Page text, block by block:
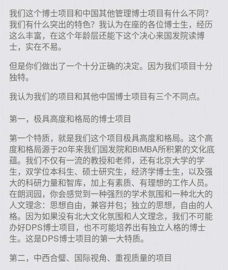
我们这个博士项目和中国其他管理博士项目有什么不同？
我们有什么突出的特色？我认为在座的各位博士生，经历
这么丰富，在这个年龄层还能下这个决心来国发院读博
士，实在不易。
但是你们做出了一个十分正确的决定。因为我们项目十分
独特。
我认为我们的项目和其他中国博士项目有三个不同点。
第一，极具高度和格局的博士项目
第一个特质，就是我们这个项目极具高度和格局。这个高
度和格局源于20年来我们国发院和BiMBA所积累的文化底
蕴。我们不仅有一流的教授和老师，还有北京大学的学
生，双学位本科生、硕士研究生，经济学博士生，以及强
大的科研力量和智库，加上有素质、有理想的工作人员。
在朗润园，你会感觉到一种强烈的学术氛围和一种北大的
人文理念：思想自由，兼容并包；独立的思想，自由的人
格。因为如果没有北大文化氛围和人文理念，我们不可能
办好DPS博士项目，也不可能培养出有独立人格的博士
生。这是DPS博士项目的第一大特质。
第二，中西合璧、国际视角、重视质量的项目